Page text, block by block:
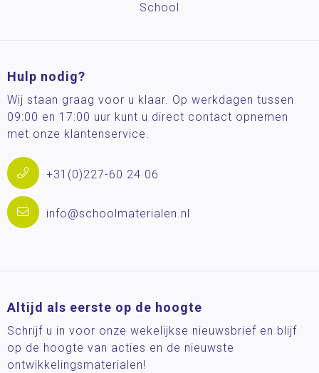
School
Hulp nodig?
Wij staan graag voor u klaar. Op werkdagen tussen
09:00 en 17:00 uur kunt u direct contact opnemen
met onze klantenservice.
+31(0)227-60 24 06
info@schoolmaterialen.nl
Altijd als eerste op de hoogte
Schrijf u in voor onze wekelijkse nieuwsbrief en blijf
op de hoogte van acties en de nieuwste
ontwikkelingsmaterialen!